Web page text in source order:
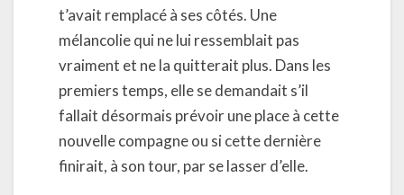
t’avait remplacé à ses côtés. Une
mélancolie qui ne lui ressemblait pas
vraiment et ne la quitterait plus. Dans les
premiers temps, elle se demandait s’il
fallait désormais prévoir une place à cette
nouvelle compagne ou si cette dernière
finirait, à son tour, par se lasser d’elle.